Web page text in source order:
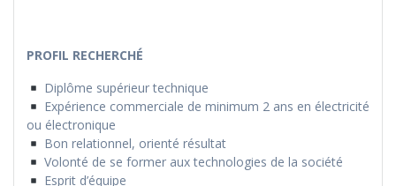
PROFIL RECHERCHÉ
Diplôme supérieur technique
Expérience commerciale de minimum 2 ans en électricité
ou électronique
Bon relationnel, orienté résultat
Volonté de se former aux technologies de la société
Esprit d’équipe